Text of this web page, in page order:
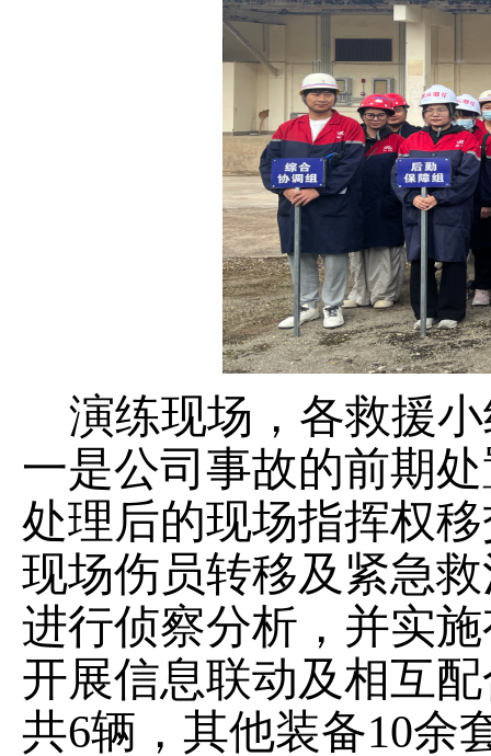
演练现场，各救援
一是公司事故的前期
处理后的现场指挥权
现场伤员转移及紧急
进行侦察分析 ， 并实
开展信息联动及相互
共6辆，其他装备10余